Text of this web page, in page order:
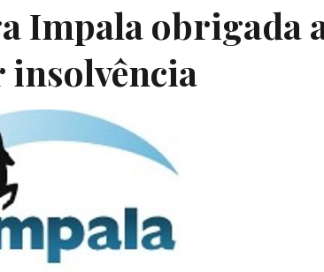
Impala obrigada
insolvência